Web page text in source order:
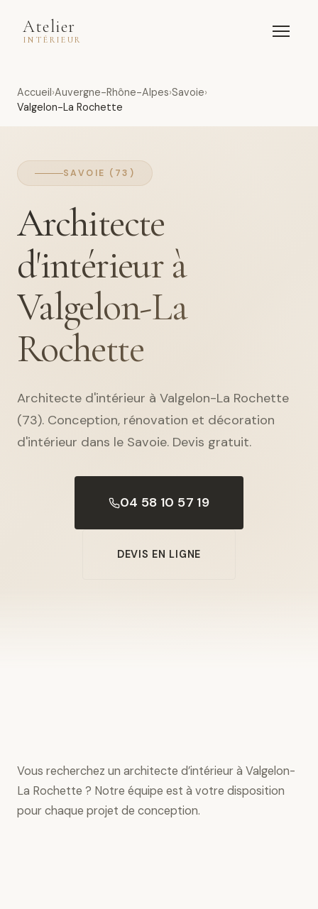
Atelier
INTÉRIEUR
Accueil Auvergne-Rhône-Alpes Savoie
Valgelon-La Rochette
SAVOIE (73)
Architecte
d'intérieur à
Valgelon-La
Rochette
Architecte d'intérieur à Valgelon-La Rochette
(73). Conception, rénovation et décoration
d'intérieur dans le Savoie. Devis gratuit.
04 58 10 57 19
DEVIS EN LIGNE
Vous recherchez un architecte d’intérieur à Valgelon-
La Rochette ? Notre équipe est à votre disposition
pour chaque projet de conception.